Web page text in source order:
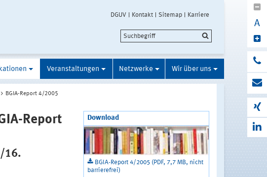
DGUV Kontakt Sitemap Karriere
A
Veranstaltungen Netzwerke Wir über uns
BGIA-Report 4/2005
Report
16.
Download
BGIA-Report 4/2005 (PDF, 7,7 MB, nicht
barrierefrei)